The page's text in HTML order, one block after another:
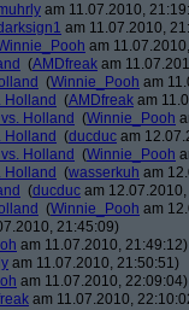
am 11.07.2010,
am 11.07.2010,
am
(AMDfreak am
(Winnie_Pooh am
Holland (AMDfreak am
Holland (Winnie_Pooh
Holland (ducduc am
Holland (Winnie_Pooh
Holland (wasserkuh am
(ducduc am
(Winnie_Pooh am
21:45:09)
am 11.07.2010, 21:49:12)
am 11.07.2010, 21:50:51)
am 11.07.2010, 22:09:04)
am 11.07.2010,